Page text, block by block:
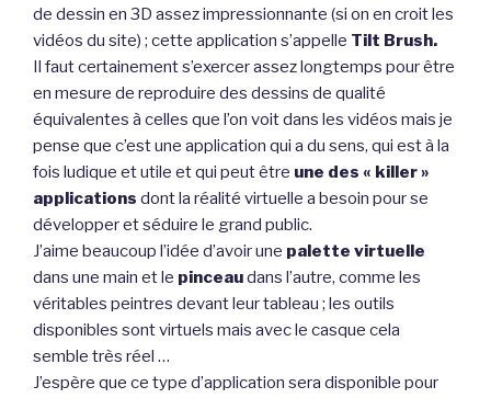
de dessin en 3D assez impressionnante (si on en croit les
vidéos du site) ; cette application s’appelle Tilt Brush.
Il faut certainement s’exercer assez longtemps pour être
en mesure de reproduire des dessins de qualité
équivalentes à celles que l’on voit dans les vidéos mais je
pense que c’est une application qui a du sens, qui est à la
fois ludique et utile et qui peut être une des « killer »
applications dont la réalité virtuelle a besoin pour se
développer et séduire le grand public.
J’aime beaucoup l’idée d’avoir une palette virtuelle
dans une main et le pinceaudans l’autre, comme les
véritables peintres devant leur tableau ; les outils
disponibles sont virtuels mais avec le casque cela
semble très réel …
J’espère que ce type d’application sera disponible pour